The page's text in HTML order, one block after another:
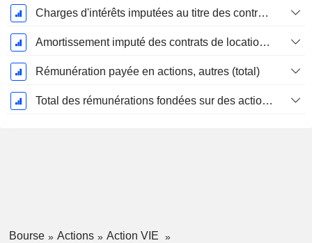
Charges d'intérêts imputées au titre des contrats de location
Amortissement imputé des contrats de location simple
Rémunération payée en actions, autres (total)
Total des rémunérations fondées sur des actions
Bourse Actions
Action VIE